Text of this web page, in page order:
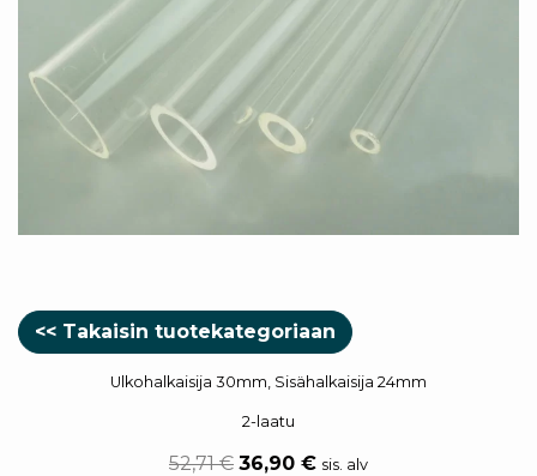
<< Takaisin tuotekategoriaan
Ulkohalkaisija 30mm, Sisähalkaisija 24mm
2-laatu
52,71€ 36,90 € sis. alv